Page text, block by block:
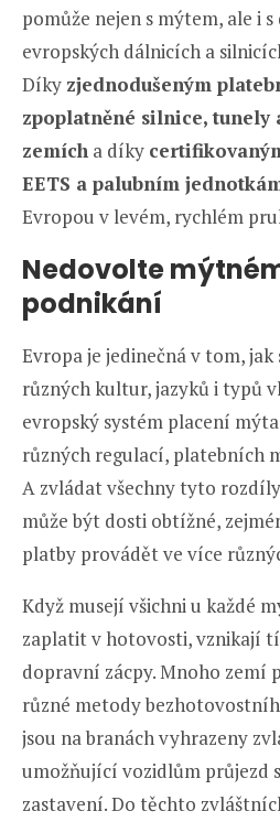
pomůže nejen s mýtem, ale i
evropských dálnicích a
Díky zjednodušeným
zpoplatněné silnice, tunely
zemích a díky
EETS a palubním
Evropou v levém, rychlém
Nedovolte
podnikání
Evropa je jedinečná v tom,
různých kultur, jazyků i typů
evropský systém placení
různých regulací, platebních
A zvládat všechny tyto
může být dosti obtížné,
platby provádět ve více
Když musejí všichni u každé
zaplatit v hotovosti, vznikají
dopravní zácpy. Mnoho zemí
různé metody
jsou na branách vyhrazeny
umožňující vozidlům průjezd
zastavení. Do těchto